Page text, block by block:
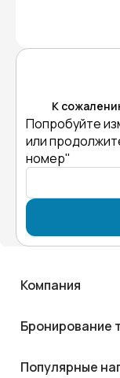
К
Попробуйте
или
номер"
Компания
Бронирование
Популярные